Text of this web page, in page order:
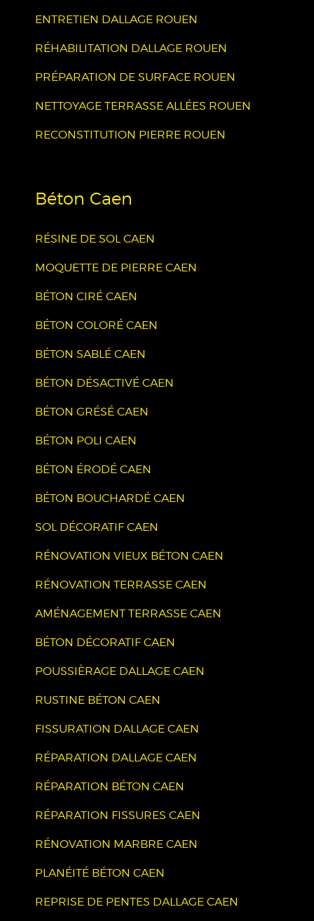
ENTRETIEN DALLAGE ROUEN
RÉHABILITATION DALLAGE ROUEN
PRÉPARATION DE SURFACE ROUEN
NETTOYAGE TERRASSE ALLÉES ROUEN
RECONSTITUTION PIERRE ROUEN
Béton Caen
RÉSINE DE SOL CAEN
MOQUETTE DE PIERRE CAEN
BÉTON CIRÉ CAEN
BÉTON COLORÉ CAEN
BÉTON SABLÉ CAEN
BÉTON DÉSACTIVÉ CAEN
BÉTON GRÉSÉ CAEN
BÉTON POLI CAEN
BÉTON ÉRODÉ CAEN
BÉTON BOUCHARDÉ CAEN
SOL DÉCORATIF CAEN
RÉNOVATION VIEUX BÉTON CAEN
RÉNOVATION TERRASSE CAEN
AMÉNAGEMENT TERRASSE CAEN
BÉTON DÉCORATIF CAEN
POUSSIÈRAGE DALLAGE CAEN
RUSTINE BÉTON CAEN
FISSURATION DALLAGE CAEN
RÉPARATION DALLAGE CAEN
RÉPARATION BÉTON CAEN
RÉPARATION FISSURES CAEN
RÉNOVATION MARBRE CAEN
PLANÉITÉ BÉTON CAEN
REPRISE DE PENTES DALLAGE CAEN